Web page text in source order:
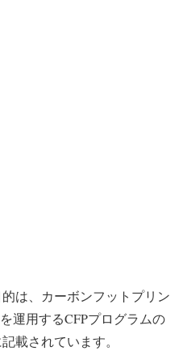
は、カーボンフットプリン
運用するCFPプログラムの
載されています。